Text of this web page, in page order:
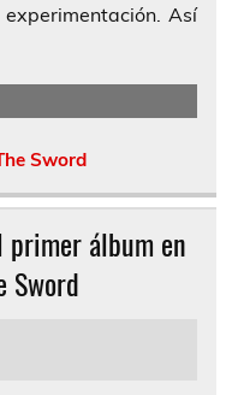
Así
Sword
primer álbum en
Sword